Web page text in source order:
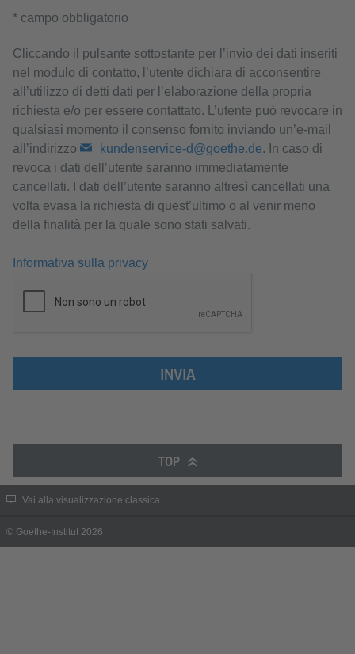
* campo obbligatorio
Cliccando il pulsante sottostante per l’invio dei dati inseriti
nel modulo di contatto, l’utente dichiara di acconsentire
all’utilizzo di detti dati per l’elaborazione della propria
richiesta e/o per essere contattato. L’utente può revocare in
qualsiasi momento il consenso fornito inviando un’e-mail
all’indirizzo
kundenservice-d@goethe.de. In caso di
revoca i dati dell’utente saranno immediatamente
cancellati. I dati dell’utente saranno altresì cancellati una
volta evasa la richiesta di quest’ultimo o al venir meno
della finalità per la quale sono stati salvati.
Informativa sulla privacy
INVIA
TOP
Vai alla visualizzazione classica
© Goethe-Institut 2026